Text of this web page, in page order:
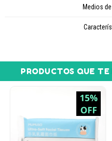
Medios
PRODUCTOS QUE